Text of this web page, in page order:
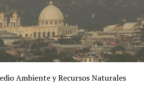
. El Gaula de la
capturó en
a una joven de
señalada de
Ambiente y Recursos Naturales